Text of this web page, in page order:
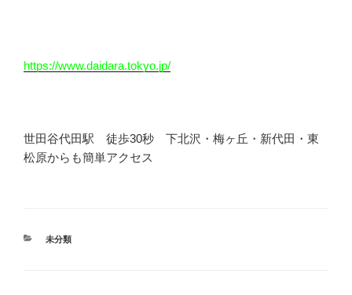
https://www.daidara.tokyo.jp/
世田谷代田駅 徒歩30秒 下北沢・梅ヶ丘・新代田・東
松原からも簡単アクセス
カ
未分類